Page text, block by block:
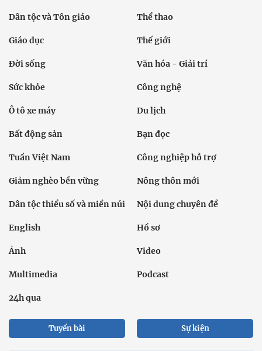
Dân tộc và Tôn giáo Thể thao
Giáo dục Thế giới
Đời sống Văn hóa - Giải trí
Sức khỏe Công nghệ
Ô tô xe máy Du lịch
Bất động sản Bạn đọc
Tuần Việt Nam Công nghiệp hỗ trợ
Giảm nghèo bền vững Nông thôn mới
Dân tộc thiểu số và miền núi Nội dung chuyên đề
English Hồ sơ
Ảnh Video
Multimedia Podcast
24h qua
Tuyến bài Sự kiện